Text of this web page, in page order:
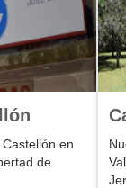
en
de